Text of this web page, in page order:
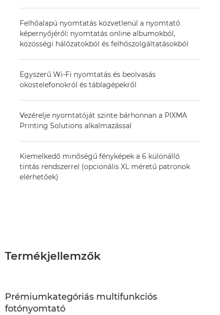
Felhőalapú nyomtatás közvetlenül a nyomtató
képernyőjéről: nyomtatás online albumokból,
közösségi hálózatokból és felhőszolgáltatásokból
Egyszerű Wi-Fi nyomtatás és beolvasás
okostelefonokról és táblagépekről
Vezérelje nyomtatóját szinte bárhonnan a PIXMA
Printing Solutions alkalmazással
Kiemelkedő minőségű fényképek a 6 különálló
tintás rendszerrel (opcionális XL méretű patronok
elérhetőek)
Termékjellemzők
Prémiumkategóriás multifunkciós
fotónyomtató